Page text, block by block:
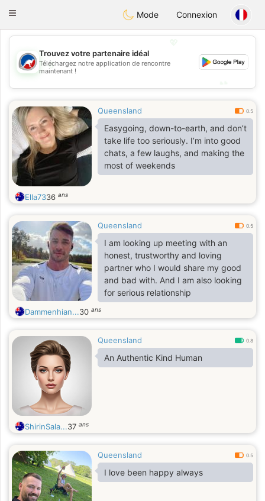
AustraliaChat
Toggle
Mode Connexion
💖
💕
Trouvez votre partenaire idéal
Téléchargez notre application de rencontre
maintenant !
Queensland 0.5
Easygoing, down-to-earth, and don’t
take life too seriously. I’m into good
chats, a few laughs, and making the
most of weekends
Ella7336 ans
Queensland 0.5
I am looking up meeting with an
honest, trustworthy and loving
partner who I would share my good
and bad with. And I am also looking
for serious relationship
Dammenhian...30 ans
Queensland 0.8
An Authentic Kind Human
ShirinSala...37 ans
Queensland 0.5
I love been happy always